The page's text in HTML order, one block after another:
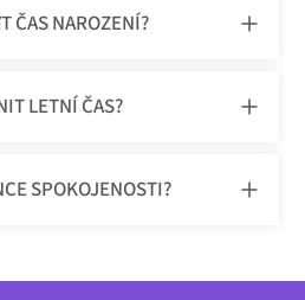
ČAS NAROZENÍ?
LETNÍ ČAS?
SPOKOJENOSTI?